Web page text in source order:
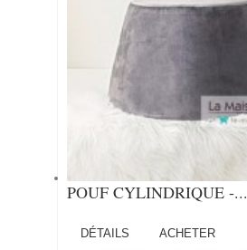
POUF CYLINDRIQUE -...
DÉTAILS ACHETER